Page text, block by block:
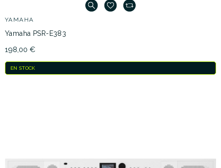
YAMAHA
Yamaha PSR-E383
198,00 €
EN STOCK